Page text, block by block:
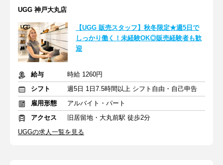
UGG 神戸大丸店
【UGG 販売スタッフ】秋冬限定★週5日で
しっかり働く！未経験OK◎販売経験者も歓
迎
給与
時給 1260円
シフト
週5日 1日7.5時間以上 シフト自由・自己申告
雇用形態
アルバイト・パート
アクセス
旧居留地・大丸前駅 徒歩2分
UGGの求人一覧を見る